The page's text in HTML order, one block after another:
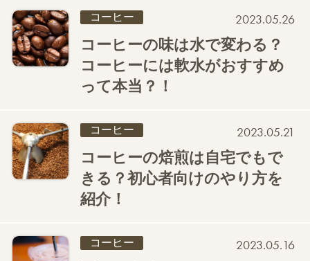
コーヒー 2023.05.26
コーヒーの味は水で変わる？
コーヒーには軟水がおすすめ
って本当？！
コーヒー 2023.05.21
コーヒーの焙煎は自宅でもで
きる？初心者向けのやり方を
紹介！
コーヒー 2023.05.16